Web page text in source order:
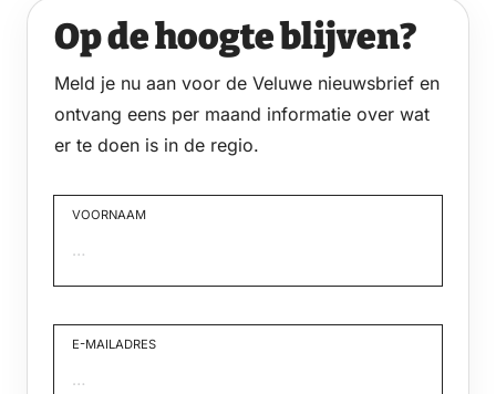
Op de hoogte blijven?
Meld je nu aan voor de Veluwe nieuwsbrief en
ontvang eens per maand informatie over wat
er te doen is in de regio.
VOORNAAM
E-MAILADRES